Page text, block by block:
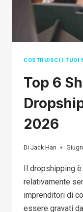
PER
DA
IN
COSTRUISCI I TUOI
Top 6
2026
Di Jack Han
Il dropshipping
relativamente
imprenditori di
essere gravati